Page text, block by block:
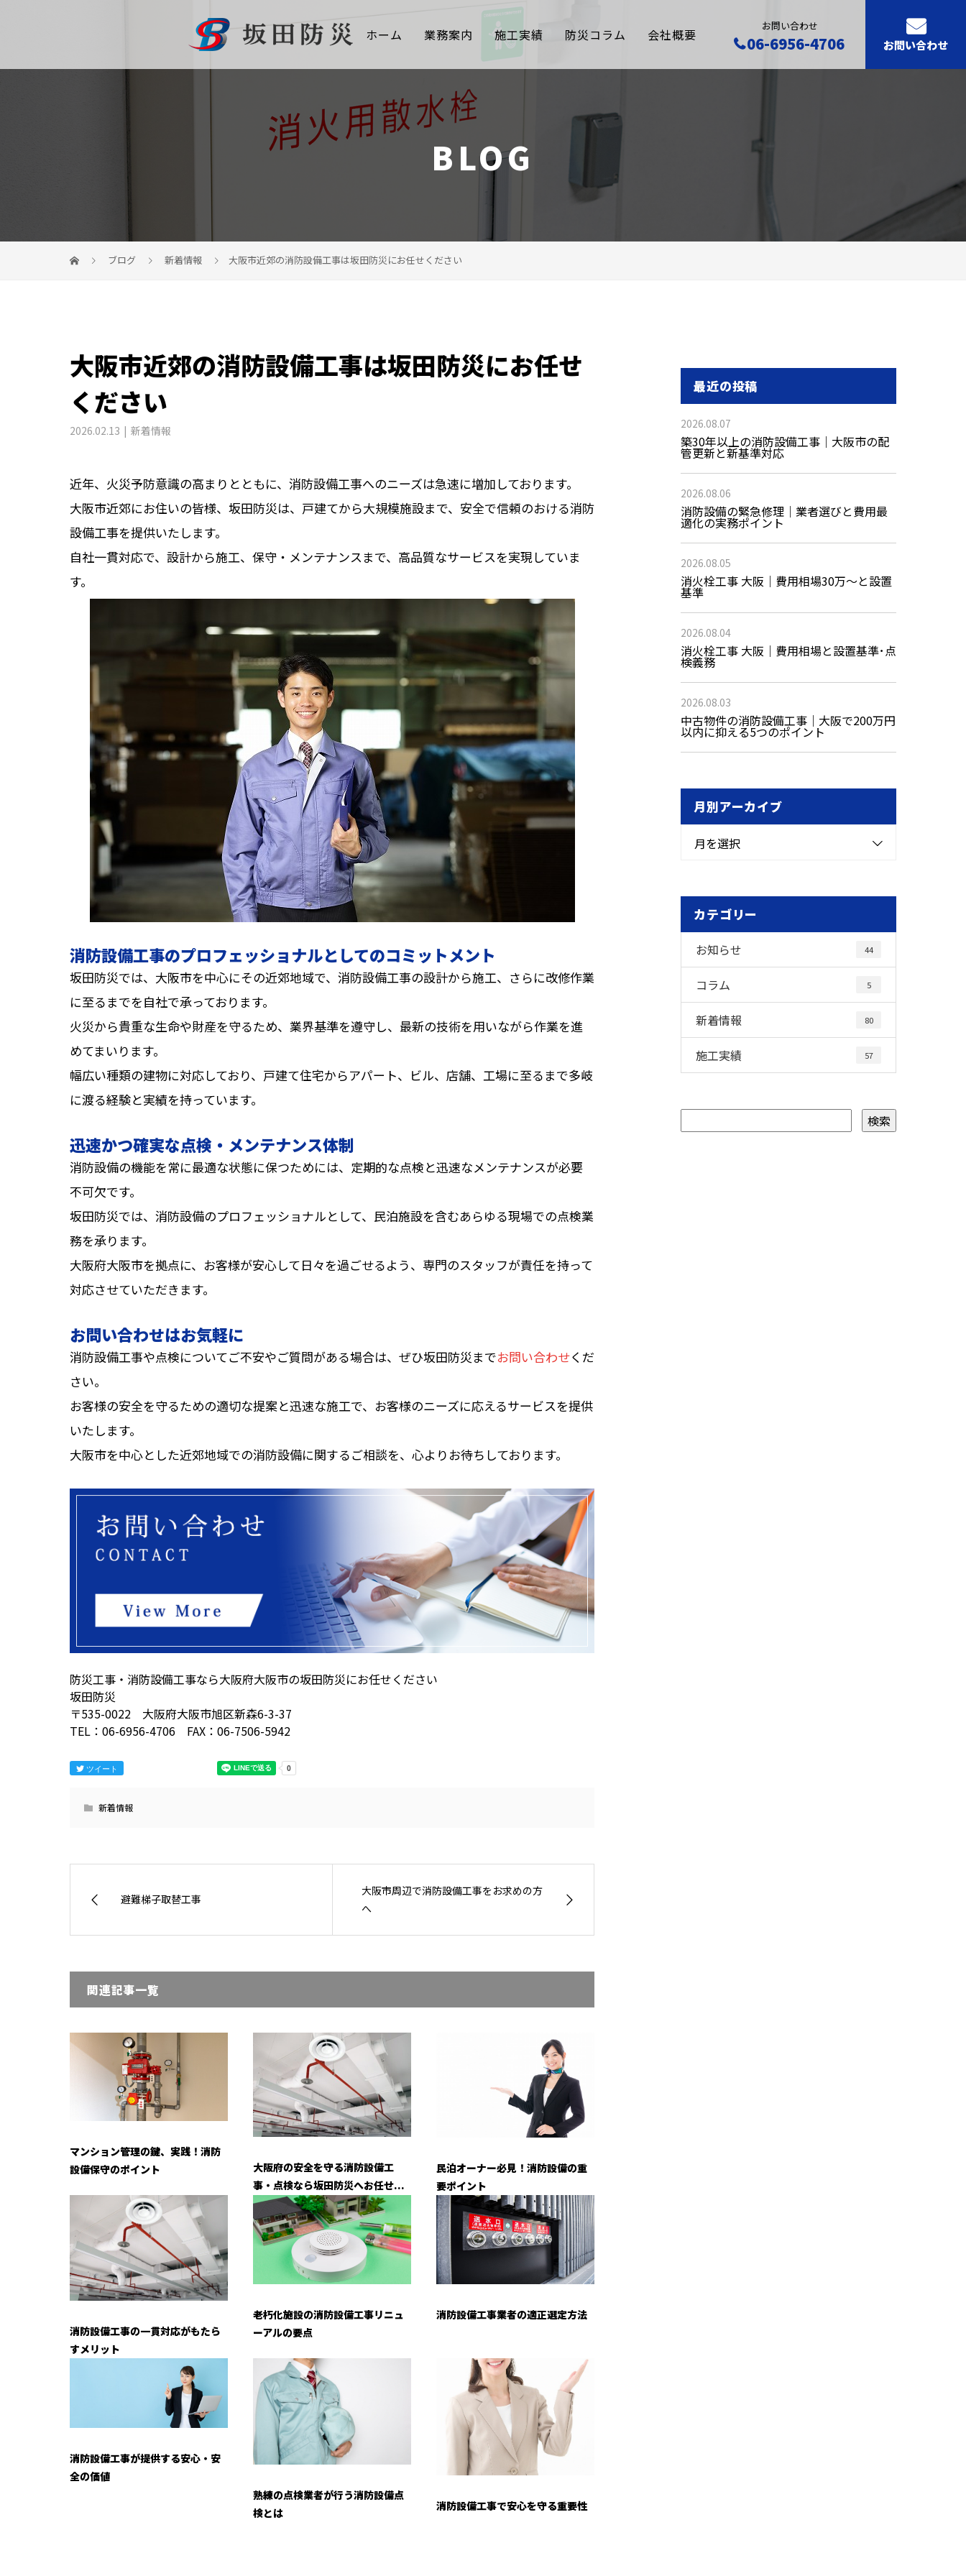
ホーム 業務案内 施工実績 防災コラム 会社概要 お問い合わせ
06-6956-4706 お問い合わせ
BLOG
ブログ 新着情報 大阪市近郊の消防設備工事は坂田防災にお任せください
大阪市近郊の消防設備工事は坂田防災にお任せ
ください
2026.02.13 新着情報
近年、火災予防意識の高まりとともに、消防設備工事へのニーズは急速に増加しております。
大阪市近郊にお住いの皆様、坂田防災は、戸建てから大規模施設まで、安全で信頼のおける消防
設備工事を提供いたします。
自社一貫対応で、設計から施工、保守・メンテナンスまで、高品質なサービスを実現していま
す。
消防設備工事のプロフェッショナルとしてのコミットメント
坂田防災では、大阪市を中心にその近郊地域で、消防設備工事の設計から施工、さらに改修作業
に至るまでを自社で承っております。
火災から貴重な生命や財産を守るため、業界基準を遵守し、最新の技術を用いながら作業を進
めてまいります。
幅広い種類の建物に対応しており、戸建て住宅からアパート、ビル、店舗、工場に至るまで多岐
に渡る経験と実績を持っています。
迅速かつ確実な点検・メンテナンス体制
消防設備の機能を常に最適な状態に保つためには、定期的な点検と迅速なメンテナンスが必要
不可欠です。
坂田防災では、消防設備のプロフェッショナルとして、民泊施設を含むあらゆる現場での点検業
務を承ります。
大阪府大阪市を拠点に、お客様が安心して日々を過ごせるよう、専門のスタッフが責任を持って
対応させていただきます。
お問い合わせはお気軽に
消防設備工事や点検についてご不安やご質問がある場合は、ぜひ坂田防災までお問い合わせくだ
さい。
お客様の安全を守るための適切な提案と迅速な施工で、お客様のニーズに応えるサービスを提供
いたします。
大阪市を中心とした近郊地域での消防設備に関するご相談を、心よりお待ちしております。
防災工事・消防設備工事なら大阪府大阪市の坂田防災にお任せください
坂田防災
〒535-0022 大阪府大阪市旭区新森6-3-37
TEL：06-6956-4706 FAX：06-7506-5942
ツイート
新着情報
避難梯子取替工事
大阪市周辺で消防設備工事をお求めの方
へ
関連記事一覧
マンション管理の鍵、実践！消防
設備保守のポイント
大阪府の安全を守る消防設備工
事・点検なら坂田防災へお任せ...
民泊オーナー必見！消防設備の重
要ポイント
消防設備工事の一貫対応がもたら
すメリット
老朽化施設の消防設備工事リニュ
ーアルの要点
消防設備工事業者の適正選定方法
消防設備工事が提供する安心・安
全の価値
熟練の点検業者が行う消防設備点
検とは
消防設備工事で安心を守る重要性
最近の投稿
2026.08.07
築30年以上の消防設備工事｜大阪市の配
管更新と新基準対応
2026.08.06
消防設備の緊急修理｜業者選びと費用最
適化の実務ポイント
2026.08.05
消火栓工事 大阪｜費用相場30万〜と設置
基準
2026.08.04
消火栓工事 大阪｜費用相場と設置基準･点
検義務
2026.08.03
中古物件の消防設備工事｜大阪で200万円
以内に抑える5つのポイント
月別アーカイブ
月を選択
カテゴリー
お知らせ 44
コラム 5
新着情報 80
施工実績 57